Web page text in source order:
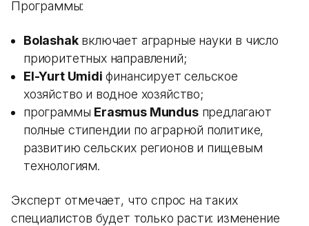
Программы:
Bolashakвключает аграрные науки в число
приоритетных направлений;
El-Yurt Umidi финансирует сельское
хозяйство и водное хозяйство;
программы Erasmus Mundusпредлагают
полные стипендии по аграрной политике,
развитию сельских регионов и пищевым
технологиям.
Эксперт отмечает, что спрос на таких
специалистов будет только расти: изменение